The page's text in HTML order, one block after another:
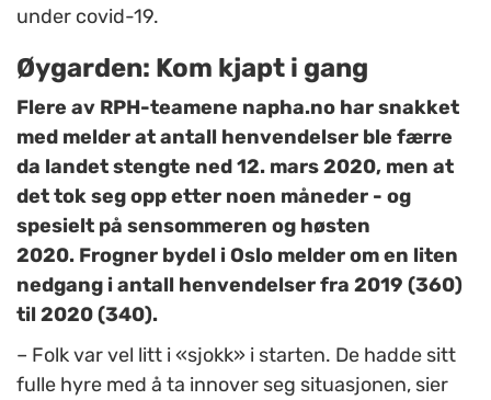
under covid-19.
Øygarden: Kom kjapt i gang
Flere av RPH-teamene napha.no har snakket
med melder at antall henvendelser ble færre
da landet stengte ned 12. mars 2020, men at
det tok seg opp etter noen måneder - og
spesielt på sensommeren og høsten
2020. Frogner bydel i Oslo melder om en liten
nedgang i antall henvendelser fra 2019 (360)
til 2020 (340).
– Folk var vel litt i «sjokk» i starten. De hadde sitt
fulle hyre med å ta innover seg situasjonen, sier